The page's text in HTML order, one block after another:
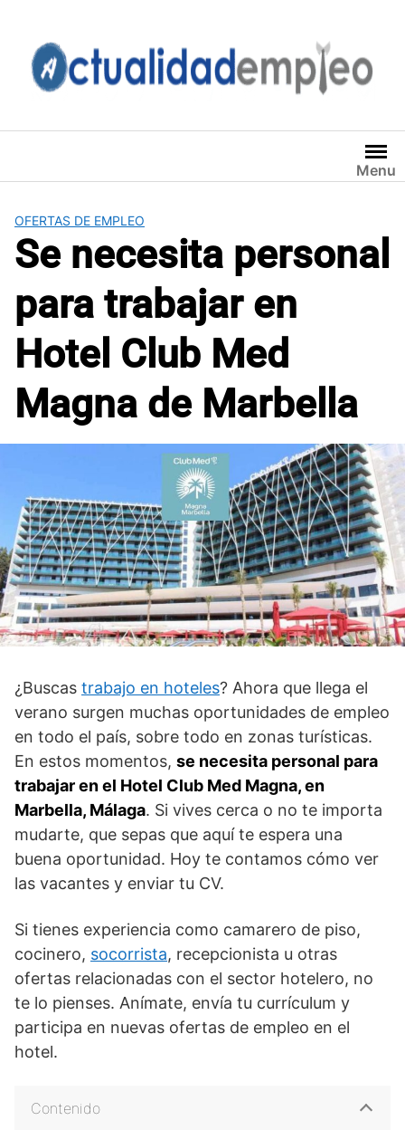
contenido
Menu
OFERTAS DE EMPLEO
Se necesita personal
para trabajar en
Hotel Club Med
Magna de Marbella
¿Buscas trabajo en hoteles? Ahora que llega el
verano surgen muchas oportunidades de empleo
en todo el país, sobre todo en zonas turísticas.
En estos momentos, se necesita personal para
trabajar en el Hotel Club Med Magna, en
Marbella, Málaga. Si vives cerca o no te importa
mudarte, que sepas que aquí te espera una
buena oportunidad. Hoy te contamos cómo ver
las vacantes y enviar tu CV.
Si tienes experiencia como camarero de piso,
cocinero, socorrista, recepcionista u otras
ofertas relacionadas con el sector hotelero, no
te lo pienses. Anímate, envía tu currículum y
participa en nuevas ofertas de empleo en el
hotel.
Contenido